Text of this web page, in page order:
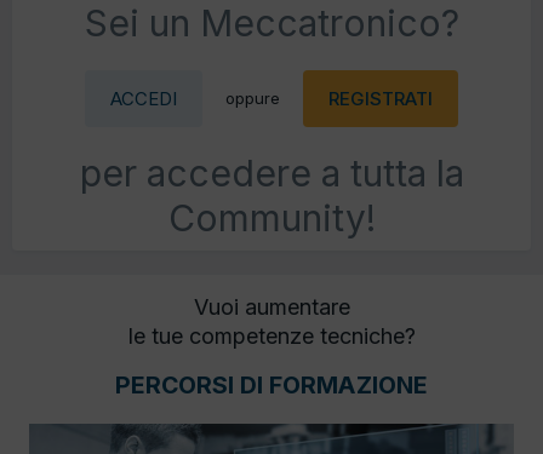
Sei un Meccatronico?
ACCEDI oppure REGISTRATI
per accedere a tutta la
Community!
Vuoi aumentare
le tue competenze tecniche?
PERCORSI DI FORMAZIONE